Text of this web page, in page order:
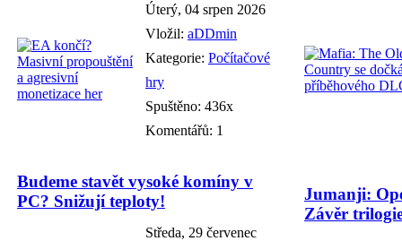
Úterý, 04 srpen 2026
Vložil: aDDmin
Kategorie: Počítačové
hry
Spuštěno: 436x
Komentářů: 1
Budeme stavět vysoké komíny v
PC? Snižují teploty!
Středa, 29 červenec
Jumanji:
Závěr